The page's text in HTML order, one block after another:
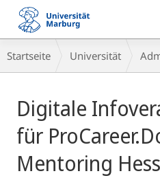
Mobile-
Navigation
Breadcrumb-
Navigation
Startseite Universität
Digitale
für
Mentoring